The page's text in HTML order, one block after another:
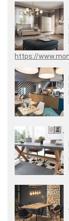
https://